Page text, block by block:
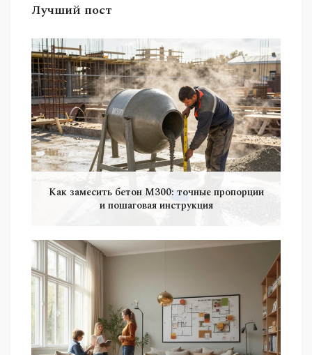
Лучший пост
Как замесить бетон М300: точные пропорции
и пошаговая инструкция